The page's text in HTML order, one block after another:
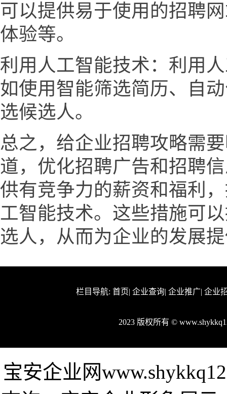
可以提供易于使用的招聘
体验等。
利用人工智能技术：利用
如使用智能筛选简历、自
选候选人。
总之，给企业招聘攻略需
道，优化招聘广告和招聘
供有竞争力的薪资和福利
工智能技术。这些措施可
选人，从而为企业的发展
栏目导航: 首页| 企业查询| 企业推广| 企业
2023 版权所有 ©
宝安企业网